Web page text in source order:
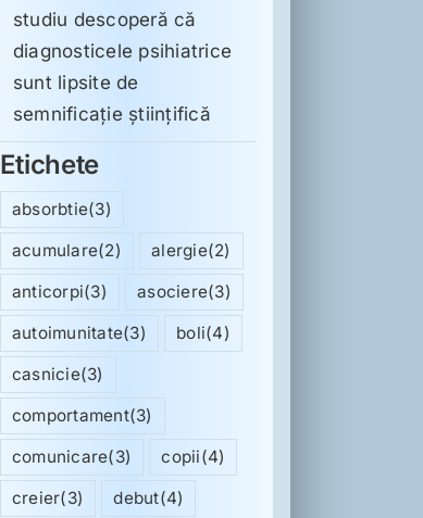
studiu descoperă că
diagnosticele psihiatrice
sunt lipsite de
semnificație științifică
Etichete
absorbtie(3)
acumulare(2) alergie(2)
anticorpi(3) asociere(3)
autoimunitate(3) boli(4)
casnicie(3)
comportament(3)
comunicare(3) copii(4)
creier(3) debut(4)